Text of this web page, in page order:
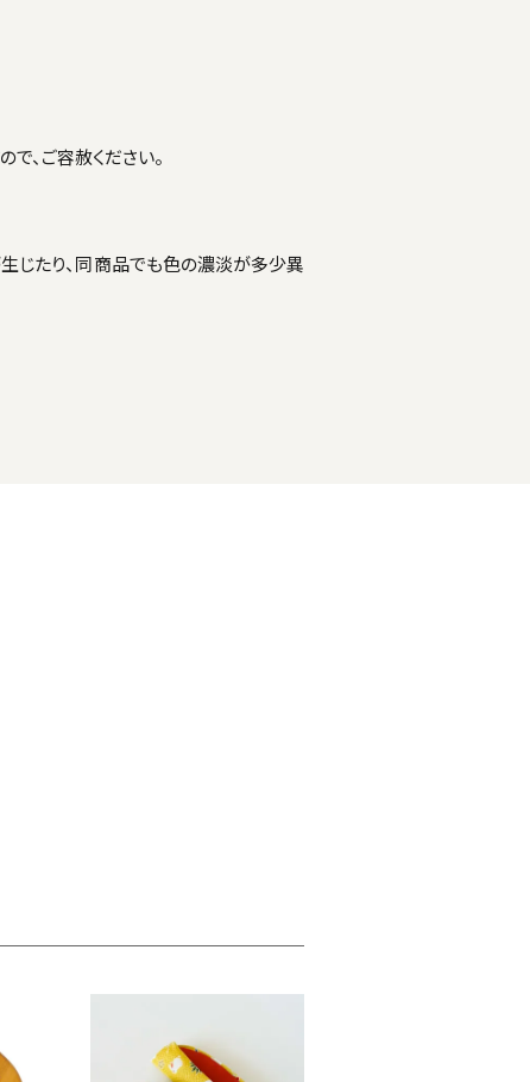
、ご容赦ください。
じたり、同商品でも色の濃淡が多少異